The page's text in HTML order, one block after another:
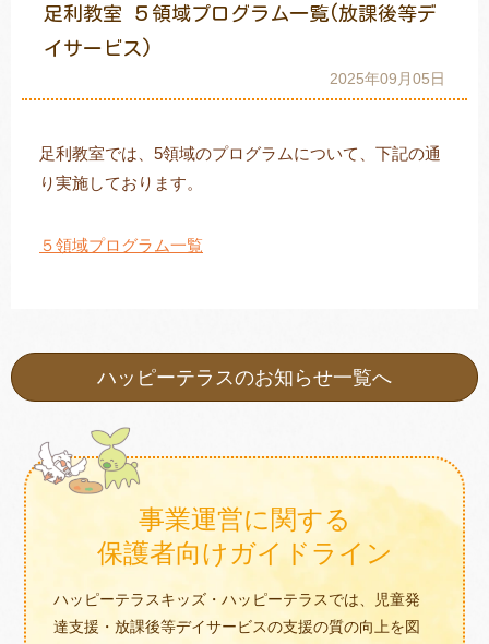
トレキング
足利教室 ５領域プログラム一覧(放課後等デ
イサービス)
2025年09月05日
足利教室では、5領域のプログラムについて、下記の通
り実施しております。
５領域プログラム一覧
ハッピーテラスのお知らせ一覧へ
事業運営に関する
保護者向けガイドライン
ハッピーテラスキッズ・ハッピーテラスでは、児童発
達支援・放課後等デイサービスの支援の質の向上を図